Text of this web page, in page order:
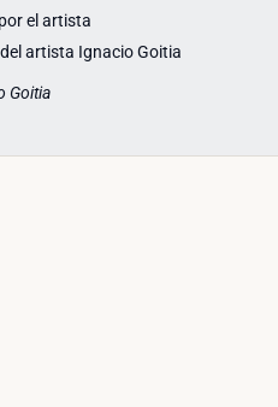
el artista
artista Ignacio Goitia
Goitia